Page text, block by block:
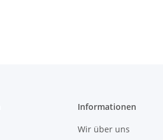
Informationen
Wir über uns